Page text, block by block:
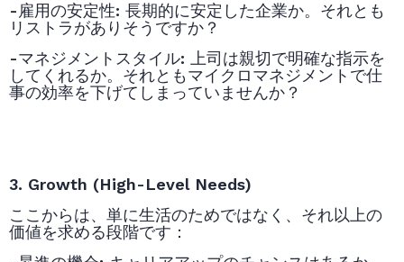
-雇用の安定性: 長期的に安定した企業か。それとも
リストラがありそうですか？
-マネジメントスタイル:
上司は親切で明確な指示を
してくれるか。それともマイクロマネジメントで仕
事の効率を下げてしまっていませんか？
3. Growth (High-Level Needs)
ここからは、単に生活のためではなく、それ以上の
価値を求める段階です：